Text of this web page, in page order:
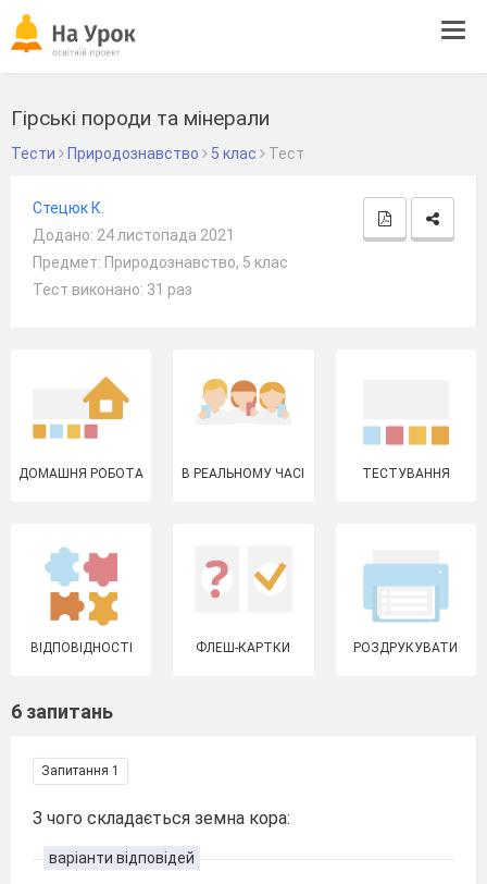
Гірські породи та мінерали
Тести Природознавство 5 клас Тест
Стецюк К.
Додано: 24 листопада 2021
Предмет: Природознавство, 5 клас
Тест виконано: 31 раз
ДОМАШНЯ РОБОТА В РЕАЛЬНОМУ ЧАСІ ТЕСТУВАННЯ
ВІДПОВІДНОСТІ ФЛЕШ-КАРТКИ РОЗДРУКУВАТИ
6 запитань
Запитання 1
З чого складається земна кора:
варіанти відповідей